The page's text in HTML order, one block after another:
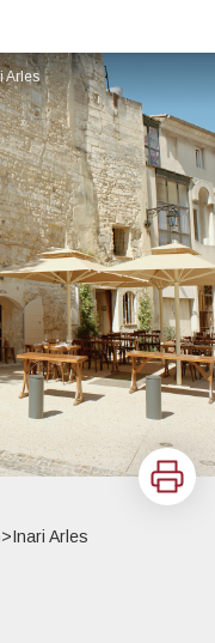
Arles
Imprimer
>Inari Arles